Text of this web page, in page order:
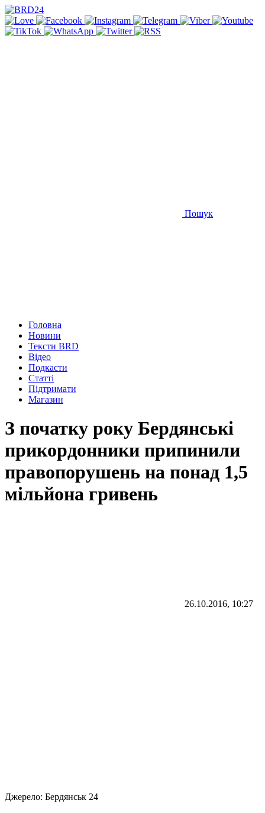
Пошук
Головна
Новини
Тексти BRD
Відео
Подкасти
Статті
Підтримати
Магазин
З початку року Бердянські
прикордонники припинили
правопорушень на понад 1,5
мільйона гривень
26.10.2016, 10:27
Джерело: Бердянськ 24